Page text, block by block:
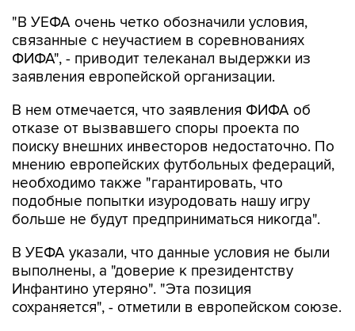
"В УЕФА очень четко обозначили условия,
связанные с неучастием в соревнованиях
ФИФА", - приводит телеканал выдержки из
заявления европейской организации.
В нем отмечается, что заявления ФИФА об
отказе от вызвавшего споры проекта по
поиску внешних инвесторов недостаточно. По
мнению европейских футбольных федераций,
необходимо также "гарантировать, что
подобные попытки изуродовать нашу игру
больше не будут предприниматься никогда".
В УЕФА указали, что данные условия не были
выполнены, а "доверие к президентству
Инфантино утеряно". "Эта позиция
сохраняется", - отметили в европейском союзе.